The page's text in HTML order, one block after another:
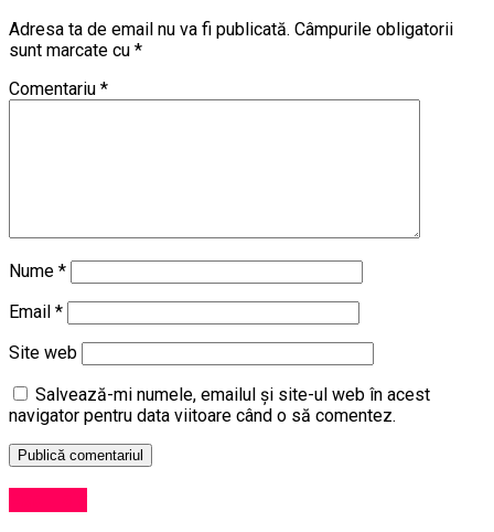
Adresa ta de email nu va fi publicată. Câmpurile obligatorii
sunt marcate cu *
Comentariu *
Nume *
Email *
Site web
Salvează-mi numele, emailul și site-ul web în acest
navigator pentru data viitoare când o să comentez.